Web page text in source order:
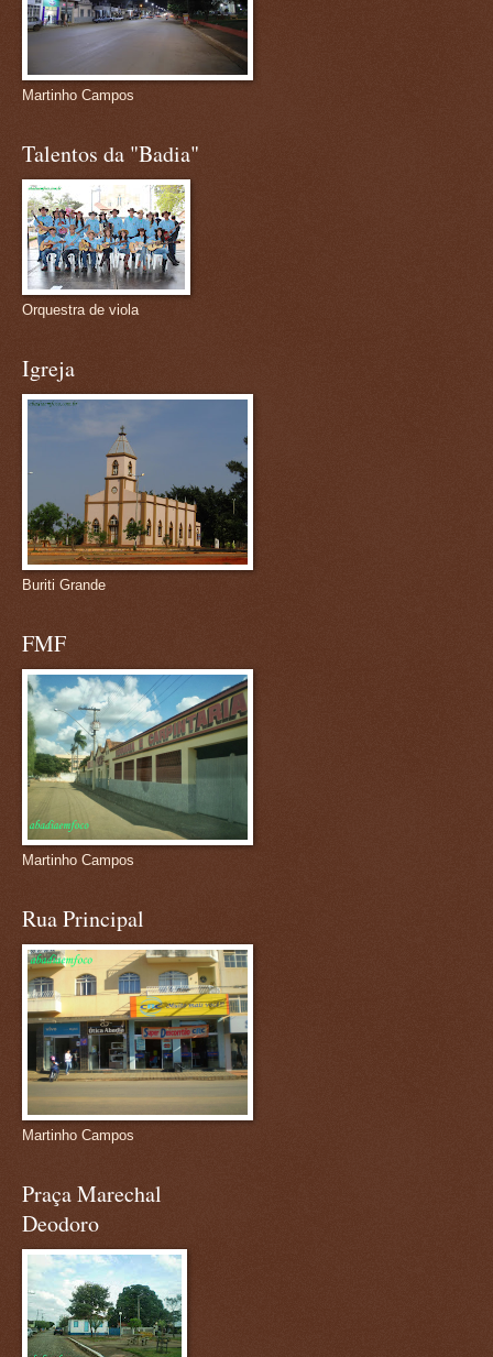
Martinho Campos
Talentos da "Badia"
Orquestra de viola
Igreja
Buriti Grande
FMF
Martinho Campos
Rua Principal
Martinho Campos
Praça Marechal
Deodoro